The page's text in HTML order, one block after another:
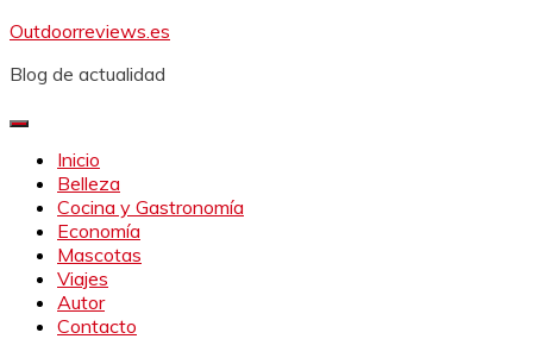
Saltar
contenido
Outdoorreviews.es
Blog de actualidad
Inicio
Belleza
Cocina y Gastronomía
Economía
Mascotas
Viajes
Autor
Contacto